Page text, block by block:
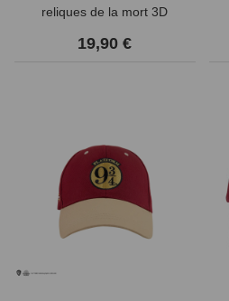
reliques de la mort 3D
19,90 €